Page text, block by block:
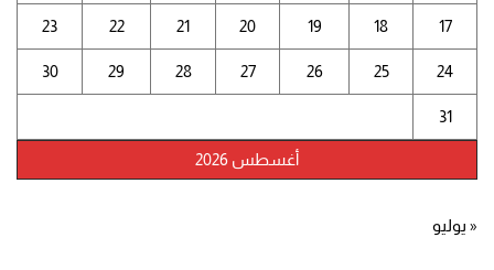
أغسطس 2026
17
18
19
20
21
22
23
24
25
26
27
28
29
30
31
« يوليو